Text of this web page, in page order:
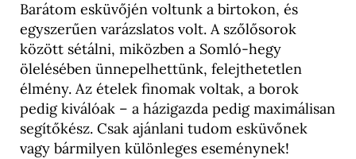
Barátom esküvőjén voltunk a birtokon, és
egyszerűen varázslatos volt. A szőlősorok
között sétálni, miközben a Somló-hegy
ölelésében ünnepelhettünk, felejthetetlen
élmény. Az ételek finomak voltak, a borok
pedig kiválóak – a házigazda pedig maximálisan
segítőkész. Csak ajánlani tudom esküvőnek
vagy bármilyen különleges eseménynek!